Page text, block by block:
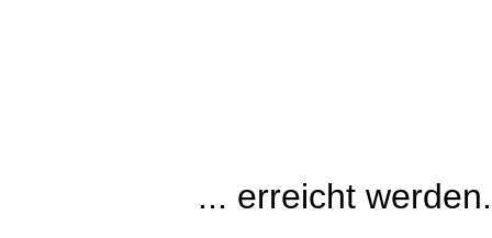
... erreicht werden.